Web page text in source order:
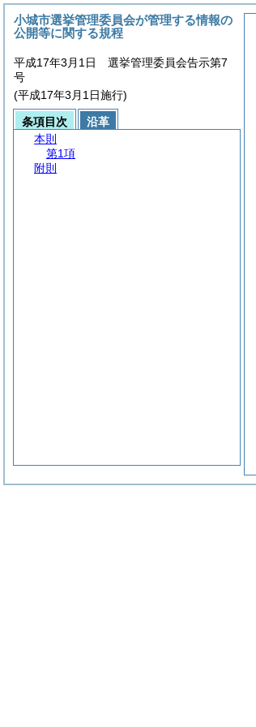
小城市選挙管理委員会が管理する情報の
公開等に関する規程
平成17年3月1日 選挙管理委員会告示第7
号
(平成17年3月1日施行)
条項目次
沿革
本則
第1項
附則